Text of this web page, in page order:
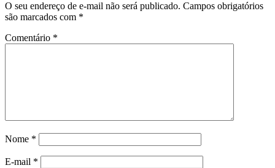
O seu endereço de e-mail não será publicado. Campos obrigatórios
são marcados com *
Comentário *
Nome *
E-mail *